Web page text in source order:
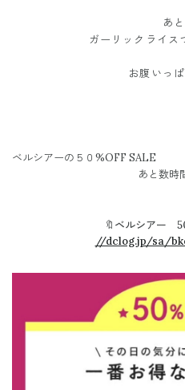
あ
ガーリックライス
お腹いっ
ベルシアーの５０%OFF SALE
あと数時
🔖ベルシアー
//dclog.jp/sa/